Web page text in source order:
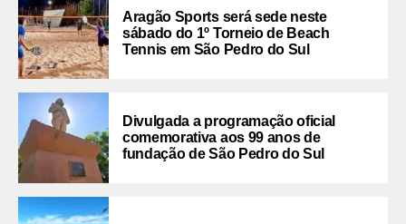
Aragão Sports será sede neste
sábado do 1º Torneio de Beach
Tennis em São Pedro do Sul
Divulgada a programação oficial
comemorativa aos 99 anos de
fundação de São Pedro do Sul